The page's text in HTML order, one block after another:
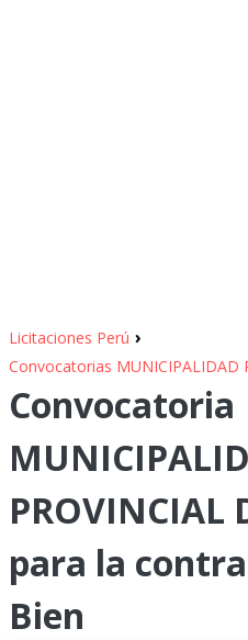
Licitaciones Perú ›
Convocatorias MUNICIPALIDAD
Convocatoria
PROVINCIAL
para la
Bien